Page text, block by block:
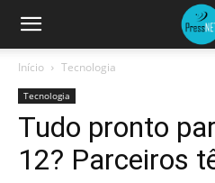
Início Tecnologia
Tecnologia
Tudo pronto
12? Parceiros